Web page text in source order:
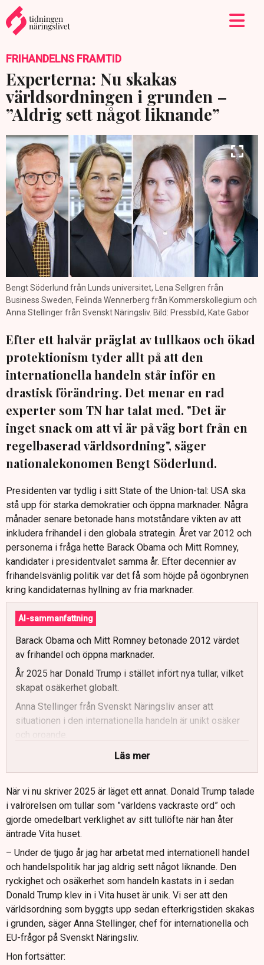
FRIHANDELNS FRAMTID
Experterna: Nu skakas
världsordningen i grunden –
”Aldrig sett något liknande”
Bengt Söderlund från Lunds universitet, Lena Sellgren från
Business Sweden, Felinda Wennerberg från Kommerskollegium och
Anna Stellinger från Svenskt Näringsliv. Bild: Pressbild, Kate Gabor
Efter ett halvår präglat av tullkaos och ökad
protektionism tyder allt på att den
internationella handeln står inför en
drastisk förändring. Det menar en rad
experter som TN har talat med. "Det är
inget snack om att vi är på väg bort från en
regelbaserad världsordning", säger
nationalekonomen Bengt Söderlund.
Presidenten var tydlig i sitt State of the Union-tal: USA ska
stå upp för starka demokratier och öppna marknader. Några
månader senare betonade hans motståndare vikten av att
inkludera frihandel i den globala strategin. Året var 2012 och
personerna i fråga hette Barack Obama och Mitt Romney,
kandidater i presidentvalet samma år. Efter decennier av
frihandelsvänlig politik var det få som höjde på ögonbrynen
kring kandidaternas hyllning av fria marknader.
AI-sammanfattning
Barack Obama och Mitt Romney betonade 2012 värdet
av frihandel och öppna marknader.
År 2025 har Donald Trump i stället infört nya tullar, vilket
skapat osäkerhet globalt.
Anna Stellinger från Svenskt Näringsliv anser att
situationen i den internationella handeln är unikt osäker
Bengt Söderlund från Lunds universitet noterar att
som delas av Felinda Wennerberg från
Kommerskollegium.
Lena Sellgren på Business Sweden menar att
världsekonomin negativt.
Läs mer
När vi nu skriver 2025 är läget ett annat. Donald Trump talade
i valrörelsen om tullar som ”världens vackraste ord” och
gjorde omedelbart verklighet av sitt tullöfte när han åter
äntrade Vita huset.
– Under de tjugo år jag har arbetat med internationell handel
och handelspolitik har jag aldrig sett något liknande. Den
ryckighet och osäkerhet som handeln kastats in i sedan
Donald Trump klev in i Vita huset är unik. Vi ser att den
världsordning som byggts upp sedan efterkrigstiden skakas
i grunden, säger Anna Stellinger, chef för internationella och
EU-frågor på Svenskt Näringsliv.
Hon fortsätter: